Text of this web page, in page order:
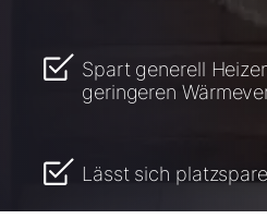
Spart generell
geringeren
Lässt sich